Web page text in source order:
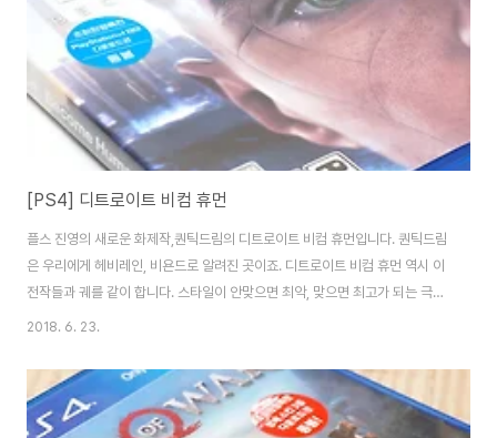
생으로부터..
[PS4] 디트로이트 비컴 휴먼
플스 진영의 새로운 화제작,퀀틱드림의 디트로이트 비컴 휴먼입니다. 퀀틱드림
은 우리에게 헤비레인, 비욘드로 알려진 곳이죠. 디트로이트 비컴 휴먼 역시 이
전작들과 궤를 같이 합니다. 스타일이 안맞으면 최악, 맞으면 최고가 되는 극단
적 반응이 나올수 있는 장르죠. ^^ 테마가 포함되어 있는 초회판입니다. 사실
다. 햄이 땡쑤!!! 아, 로고만 봐도 두근거리네요. 워낙 오래전부터 기대하던 작품
이라.. 첫 화면부터 매우 독특하고 재미있습니다. 안드로이드가 맞이해 주는데,
이 안드로이드의 정체 역시 나중에 밝혀지죠. 클로이 보는 맛에 매일 새로 로딩
2018. 6. 23.